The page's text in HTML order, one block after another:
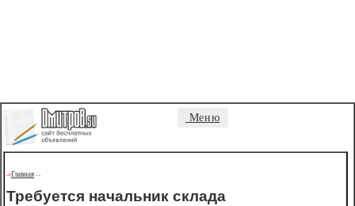
Меню
->Главная - -
Требуется начальник склада